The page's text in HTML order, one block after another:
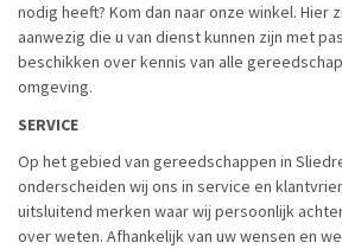
nodig heeft? Kom dan naar onze winkel. Hier
aanwezig die u van dienst kunnen zijn met
beschikken over kennis van alle
omgeving.
SERVICE
Op het gebied van gereedschappen in
onderscheiden wij ons in service en
uitsluitend merken waar wij persoonlijk
over weten. Afhankelijk van uw wensen en